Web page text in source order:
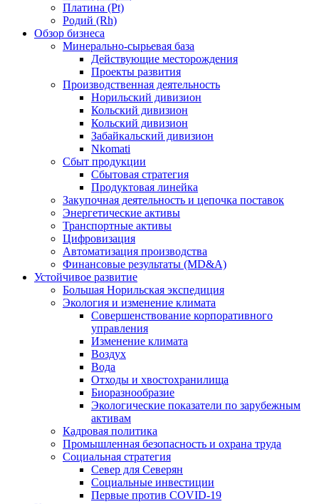
Платина (Pt)
Родий (Rh)
Обзор бизнеса
Минерально-сырьевая база
Действующие месторождения
Проекты развития
Производственная деятельность
Норильский дивизион
Кольский дивизион
Кольский дивизион
Забайкальский дивизион
Nkomati
Сбыт продукции
Сбытовая стратегия
Продуктовая линейка
Закупочная деятельность и цепочка поставок
Энергетические активы
Транспортные активы
Цифровизация
Автоматизация производства
Финансовые результаты (MD&A)
Устойчивое развитие
Большая Норильская экспедиция
Экология и изменение климата
Совершенствование корпоративного
управления
Изменение климата
Воздух
Вода
Отходы и хвостохранилища
Биоразнообразие
Экологические показатели по зарубежным
активам
Кадровая политика
Промышленная безопасность и охрана труда
Социальная стратегия
Север для Северян
Социальные инвестиции
Первые против COVID‑19